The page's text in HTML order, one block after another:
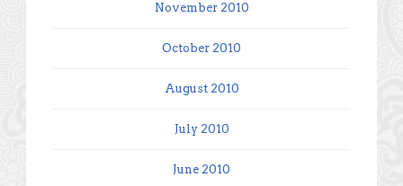
November 2010
October 2010
August 2010
July 2010
June 2010